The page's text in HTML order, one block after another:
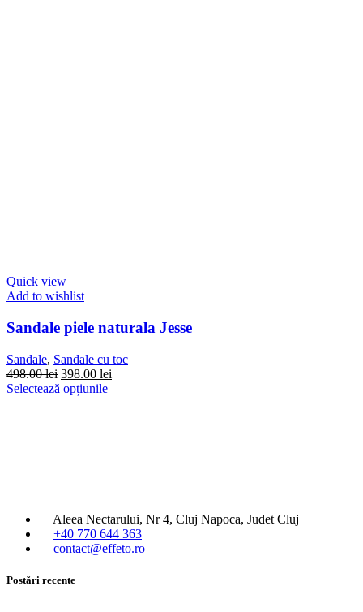
Quick view
Add to wishlist
Sandale piele naturala Jesse
Sandale, Sandale cu toc
498.00lei Prețul
inițial
398.00 lei
Selectează opțiunileAcest
alese
în
pagina
Aleea Nectarului, Nr 4, Cluj Napoca, Judet Cluj
+40 770 644 363
contact@effeto.ro
Postări recente